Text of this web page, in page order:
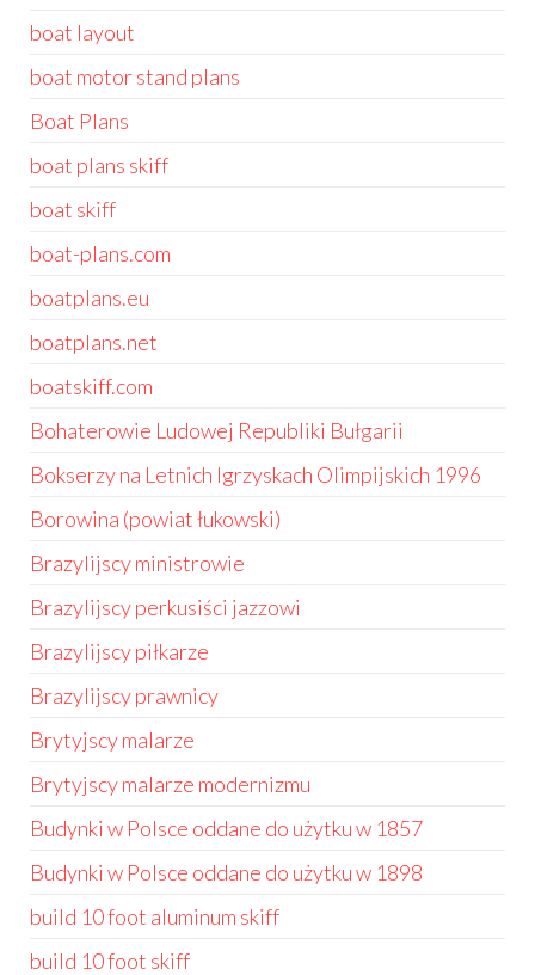
boat layout
boat motor stand plans
Boat Plans
boat plans skiff
boat skiff
boat-plans.com
boatplans.eu
boatplans.net
boatskiff.com
Bohaterowie Ludowej Republiki Bułgarii
Bokserzy na Letnich Igrzyskach Olimpijskich 1996
Borowina (powiat łukowski)
Brazylijscy ministrowie
Brazylijscy perkusiści jazzowi
Brazylijscy piłkarze
Brazylijscy prawnicy
Brytyjscy malarze
Brytyjscy malarze modernizmu
Budynki w Polsce oddane do użytku w 1857
Budynki w Polsce oddane do użytku w 1898
build 10 foot aluminum skiff
build 10 foot skiff